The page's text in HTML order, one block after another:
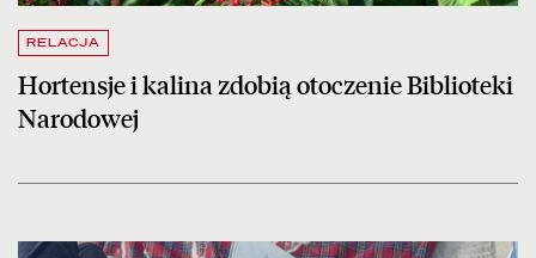
RELACJA
Hortensje i kalina zdobią otoczenie Biblioteki
Narodowej
czytaj więcej o Kampania #TataTeżCzyta w letniej odsłonie